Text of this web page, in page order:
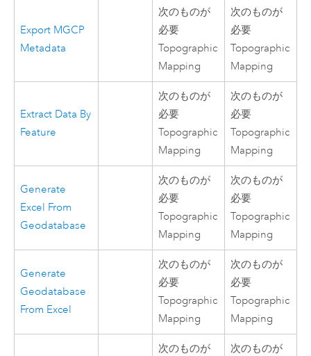
Export MGCP
Metadata
次のものが
必要
Topographic
Mapping
次のものが
必要
Topographic
Mapping
Extract Data By
Feature
次のものが
必要
Topographic
Mapping
次のものが
必要
Topographic
Mapping
Generate
Excel From
Geodatabase
次のものが
必要
Topographic
Mapping
次のものが
必要
Topographic
Mapping
Generate
Geodatabase
From Excel
次のものが
必要
Topographic
Mapping
次のものが
必要
Topographic
Mapping
次のものが
次のものが